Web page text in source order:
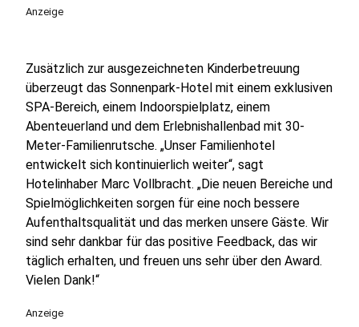
Anzeige
Zusätzlich zur ausgezeichneten Kinderbetreuung
überzeugt das Sonnenpark-Hotel mit einem exklusiven
SPA-Bereich, einem Indoorspielplatz, einem
Abenteuerland und dem Erlebnishallenbad mit 30-
Meter-Familienrutsche. „Unser Familienhotel
entwickelt sich kontinuierlich weiter“, sagt
Hotelinhaber Marc Vollbracht. „Die neuen Bereiche und
Spielmöglichkeiten sorgen für eine noch bessere
Aufenthaltsqualität und das merken unsere Gäste. Wir
sind sehr dankbar für das positive Feedback, das wir
täglich erhalten, und freuen uns sehr über den Award.
Vielen Dank!“
Anzeige